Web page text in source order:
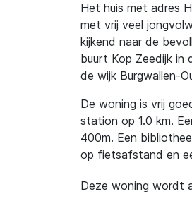
Het huis met adres
met vrij veel
kijkend naar de
buurt Kop Zeedijk in
de wijk Burgwallen-
De woning is vrij
station op 1.0 km.
400m. Een
op fietsafstand en
Deze woning wordt